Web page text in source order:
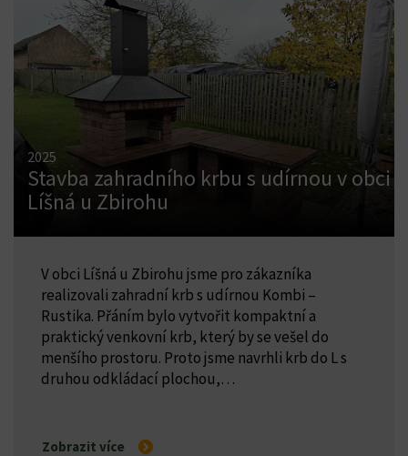
2025
Stavba zahradního krbu s udírnou v obci
Líšná u Zbirohu
V obci Líšná u Zbirohu jsme pro zákazníka
realizovali zahradní krb s udírnou Kombi –
Rustika. Přáním bylo vytvořit kompaktní a
praktický venkovní krb, který by se vešel do
menšího prostoru. Proto jsme navrhli krb do L s
druhou odkládací plochou,…
Zobrazit více